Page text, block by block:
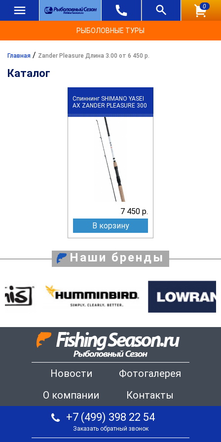
0
РЫБОЛОВНЫЕ ТУРЫ
Главная / Zander Pleasure Длина 3.00 от 6 450 р.
Каталог
Спиннинг SHIMANO YASEI
АХ ZANDER PLEASURE 300
7 450 р.
В корзину
Наши бренды
Новости
Фотогалерея
О компании
Контакты
+7 (499) 398 22 54
Заказать обратный звонок